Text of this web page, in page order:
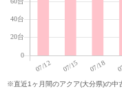
※直近1ヶ月間のアクア(大分県)の中